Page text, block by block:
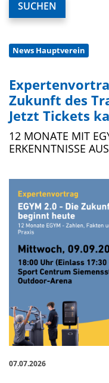
News Hauptverein
Zukunft des
Jetzt Tickets
12 MONATE MIT
ERKENNTNISSE
07.07.2026